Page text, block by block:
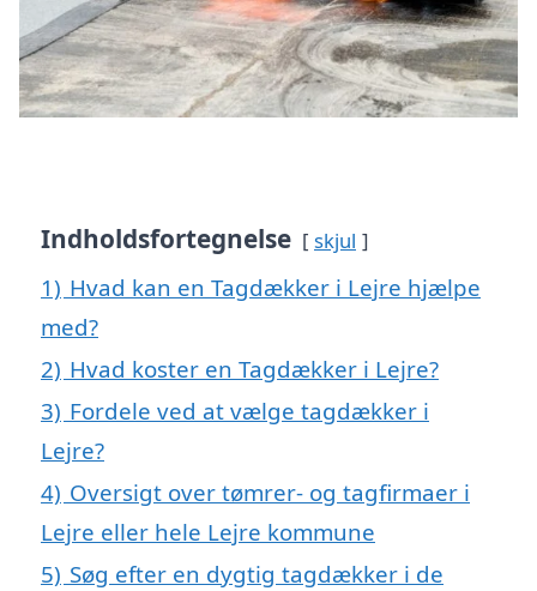
Indholdsfortegnelse skjul
1) Hvad kan en Tagdækker i Lejre hjælpe
med?
2) Hvad koster en Tagdækker i Lejre?
3) Fordele ved at vælge tagdækker i
Lejre?
4) Oversigt over tømrer- og tagfirmaer i
Lejre eller hele Lejre kommune
5) Søg efter en dygtig tagdækker i de